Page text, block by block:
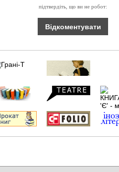
підтвердіть, що ви не робот: